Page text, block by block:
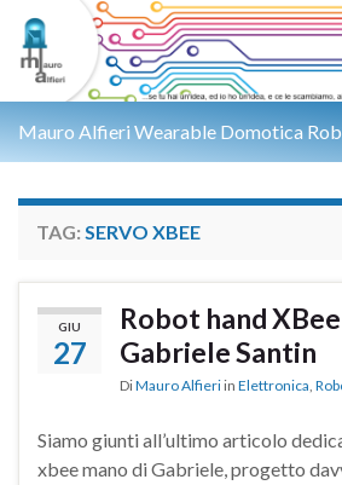
Mauro Alfieri Wearable Domotica
TAG: SERVO XBEE
GIU
27
Robot hand
Gabriele Santin
DiMauro Alfieri in Elettronica,
Siamo giunti all’ultimo articolo
xbee mano di Gabriele, progetto